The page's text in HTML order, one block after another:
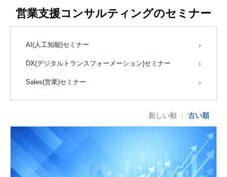
営業支援コンサルティングのセミナー
AI(人工知能)セミナー
DX(デジタルトランスフォーメーション)セミナー
Sales(営業)セミナー
新しい順 | 古い順